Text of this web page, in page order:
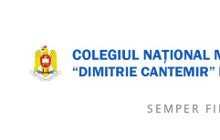
content
SEMPER